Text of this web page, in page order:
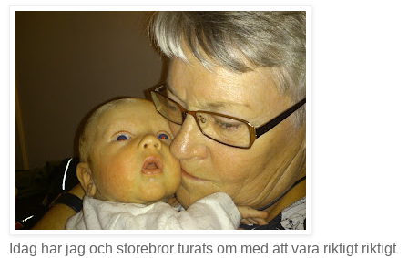
Idag har jag och storebror turats om med att vara riktigt riktigt